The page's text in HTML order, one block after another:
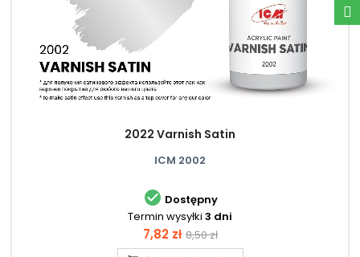
2022 Varnish Satin
ICM 2002
 Dostępny
Termin wysyłki 3 dni
Cena
7,82 zł Cena
8,50 zł